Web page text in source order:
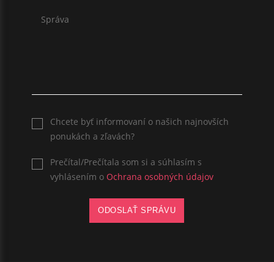
Chcete byť informovaní o našich najnovších
ponukách a zľavách?
Prečítal/Prečítala som si a súhlasím s
vyhlásením o Ochrana osobných údajov
ODOSLAŤ SPRÁVU